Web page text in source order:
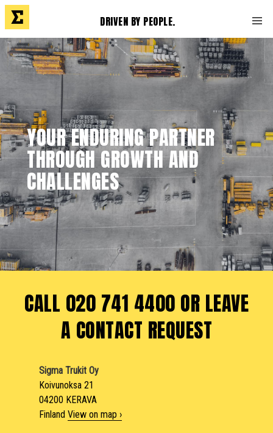
DRIVEN BY PEOPLE.
YOUR ENDURING PARTNER
THROUGH GROWTH AND
CHALLENGES
CALL 020 741 4400 OR LEAVE
A CONTACT REQUEST
Sigma Trukit Oy
Koivunoksa 21
04200 KERAVA
Finland View on map ›